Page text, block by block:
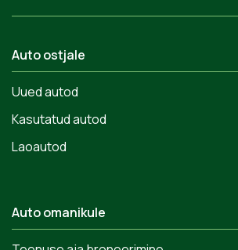
Auto ostjale
Uued autod
Kasutatud autod
Laoautod
Auto omanikule